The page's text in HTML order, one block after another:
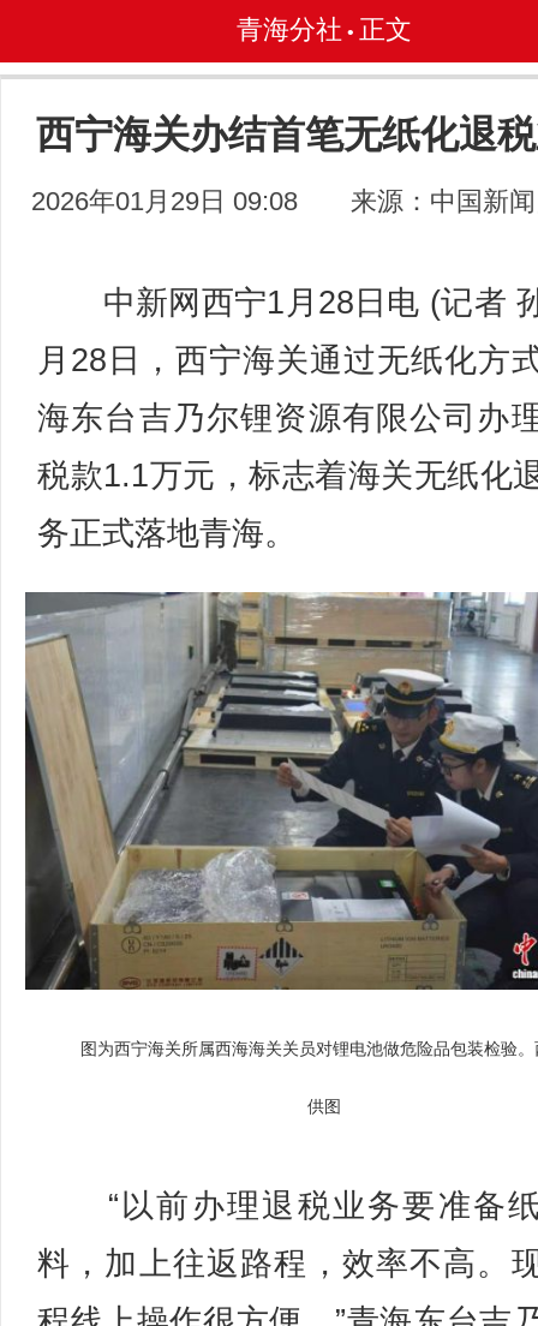
青海分社 • 正文
西宁海关办结首笔无纸化退
2026年01月29日 09:08 来源：中国新
中新网西宁1月28日电 (记者
月28日，西宁海关通过无纸化方
海东台吉乃尔锂资源有限公司办
税款1.1万元，标志着海关无纸化
务正式落地青海。
图为西宁海关所属西海海关关员对锂电池做危险品包装检验。
供图
“以前办理退税业务要准备
料，加上往返路程，效率不高。